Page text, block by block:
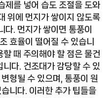
제를 넣어 습도 조절을 도와
위에 먼지가 쌓이지 않도록
다. 먼지가 쌓이면 통풍이
효율이 떨어질 수 있습니
때 주의해야 할 점은 물건
다. 건조대가 감당할 수 있
형될 수 있으며, 통풍이 원
니다. 이러한 추가 팁들을